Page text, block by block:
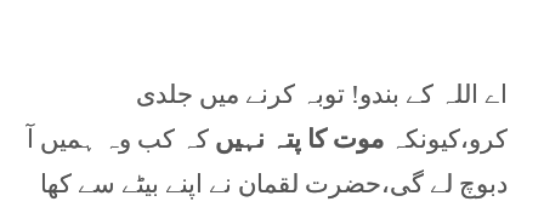
اے اللہ کے بندو! توبہ کرنے میں جلدی
کرو،کیونکہ موت کا پتہ نہیں کہ کب وہ ہمیں آ
دبوچ لے گی،حضرت لقمان نے اپنے بیٹے سے کھا